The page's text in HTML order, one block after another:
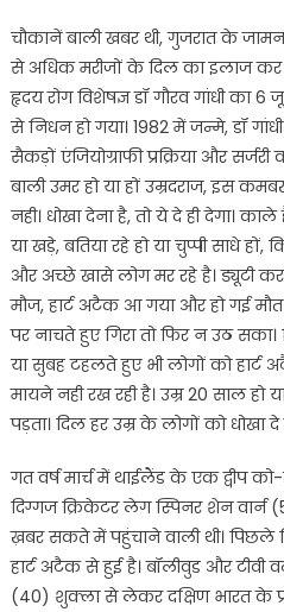
चौकानें बाली खबर थी, गुजरात के
से अधिक मरीजों के दिल का इलाज कर
हृदय रोग विशेषज्ञ डॉ गौरव गांधी का
से निधन हो गया। 1982 में जन्मे, डॉ
सैकड़ों एंजियोग्राफी प्रक्रिया और
बाली उमर हो या हों उम्रदराज, इस
नही। धोखा देना है, तो ये दे ही देगा।
या खड़े, बतिया रहे हो या चुप्पी साधे हों,
और अच्छे खासे लोग मर रहे है। ड्यूटी कर
मौज, हार्ट अटैक आ गया और हो गई
पर नाचते हुए गिरा तो फिर न उठ
या सुबह टहलते हुए भी लोगों को हार्ट
मायने नही रख रही है। उम्र 20 साल
पड़ता। दिल हर उम्र के लोगों को धोखा दे
गत वर्ष मार्च में थाईलैंड के एक द्वीप
दिग्गज क्रिकेटर लेग स्पिनर शेन वार्न
ख़बर सकते में पहुंचाने वाली थी। पिछले
हार्ट अटैक से हुई है। बॉलीवुड और टीवी
(40) शुक्ला से लेकर दक्षिण भारत के